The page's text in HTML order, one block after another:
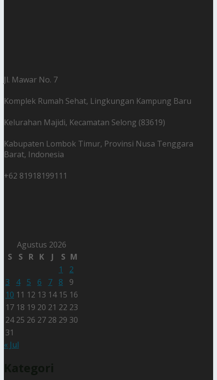
Jl. Mawar No. 7
Komplek Rumah Sehat, Lingkungan Kampung Baru
Kelurahan Majidi, Kecamatan Selong (83619)
Kabupaten Lombok Timur, Provinsi Nusa Tenggara
Barat, Indonesia
+62 81918199111
Agustus 2026
S
S R K J S M
1
2
3
4 5 6 7 8
9
10 11 12 13 14 15 16
17 18 19 20 21 22 23
24 25 26 27 28 29 30
31
« Jul